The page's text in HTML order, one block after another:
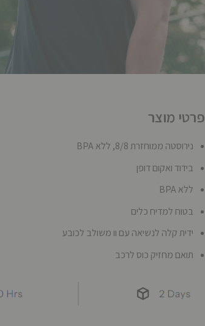
פרטי מוצר
נירוסטה ממוחזרת 8/8, ללא BPA
בידוד ואקום דופן
ללא BPA
בטוח למדיח כלים
ידית קלה לנשיאה עם וו משולב לכובע
תואם מחזיק כוס לרכב